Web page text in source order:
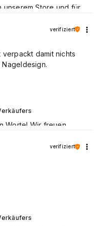
unserem Store und für
freundlichen Grüßen
Worte! Wir freuen
bieten können.
verifiziert
verpackt damit nichts
verifiziert